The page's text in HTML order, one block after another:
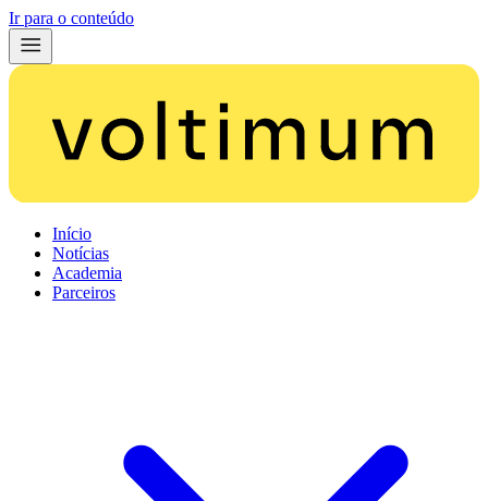
Ir para o conteúdo
Início
Notícias
Academia
Parceiros